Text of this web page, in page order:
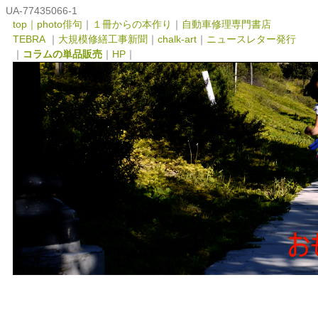
UA-77435066-1
top｜ photo俳句 １冊からの本作り
自動車修理専門書店
TEBRA
大規模修繕工事新聞 chalk-art
ニュースレター発行
コラムの単品販売 HP